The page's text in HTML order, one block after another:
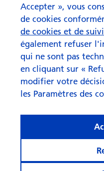
Accepter », vous
de cookies
de cookies et de suivi
également refuser
qui ne sont pas
en cliquant sur «
modifier votre
les Paramètres des